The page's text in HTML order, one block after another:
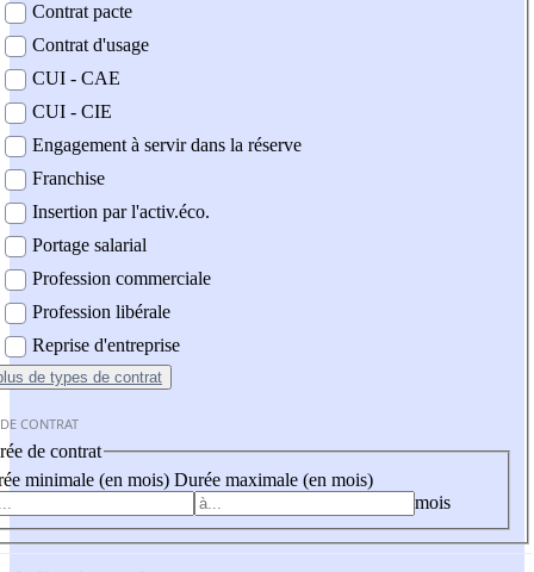
Contrat pacte
Contrat d'usage
CUI - CAE
CUI - CIE
Engagement à servir dans la réserve
Franchise
Insertion par l'activ.éco.
Portage salarial
Profession commerciale
Profession libérale
Reprise d'entreprise
de types de contrat
CONTRAT
de contrat
minimale (en mois) Durée maximale (en mois)
mois